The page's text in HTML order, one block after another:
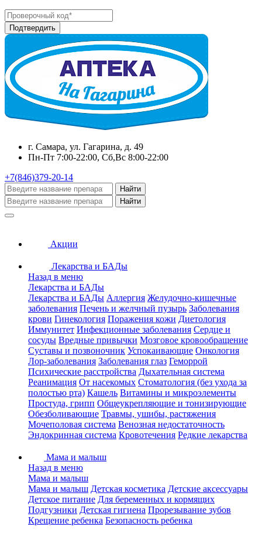
г. Самара, ул. Гагарина, д. 49
Пн-Пт 7:00-22:00, Сб,Вс 8:00-22:00
+7(846)379-20-14
Найти
Найти
Акции
Лекарства и БАДы
Назад в меню
Лекарства и БАДы
Лекарства и БАДы Аллергия Желудочно-кишечные
заболевания Печень и желчный пузырь Заболевания
крови Гинекология Поражения кожи Диетология
Иммунитет Инфекционные заболевания Сердце и
сосуды Вредные привычки Мозговое кровообращение
Суставы и позвоночник Успокаивающие Онкология
Лор-заболевания Заболевания глаз Геморрой
Психические расстройства Дыхательная система
Реанимация От насекомых Стоматология (без ухода за
полостью рта) Кашель Витамины и микроэлементы
Простуда, грипп Общеукрепляющие и тонизирующие
Обезболивающие Травмы, ушибы, растяжения
Мочеполовая система Венозная недостаточность
Эндокринная система Кровотечения Редкие лекарства
Мама и малыш
Назад в меню
Мама и малыш
Мама и малыш Детская косметика Детские аксессуары
Детское питание Для беременных и кормящих
Подгузники Детская гигиена Прорезывание зубов
Крещение ребенка Безопасность ребенка